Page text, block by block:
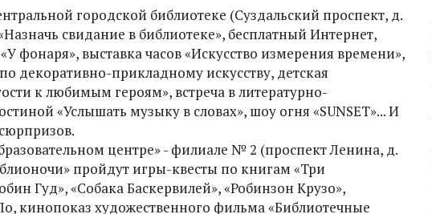
городской библиотеке (Суздальский проспект, д.
свидание в библиотеке», бесплатный Интернет,
фонаря», выставка часов «Искусство измерения времени»,
декоративно-прикладному искусству, детская
к любимым героям», встреча в литературно-
«Услышать музыку в словах», шоу огня «SUNSET»... И
центре» - филиале № 2 (проспект Ленина, д.
пройдут игры-квесты по книгам «Три
Гуд», «Собака Баскервилей», «Робинзон Крузо»,
кинопоказ художественного фильма «Библиотечные